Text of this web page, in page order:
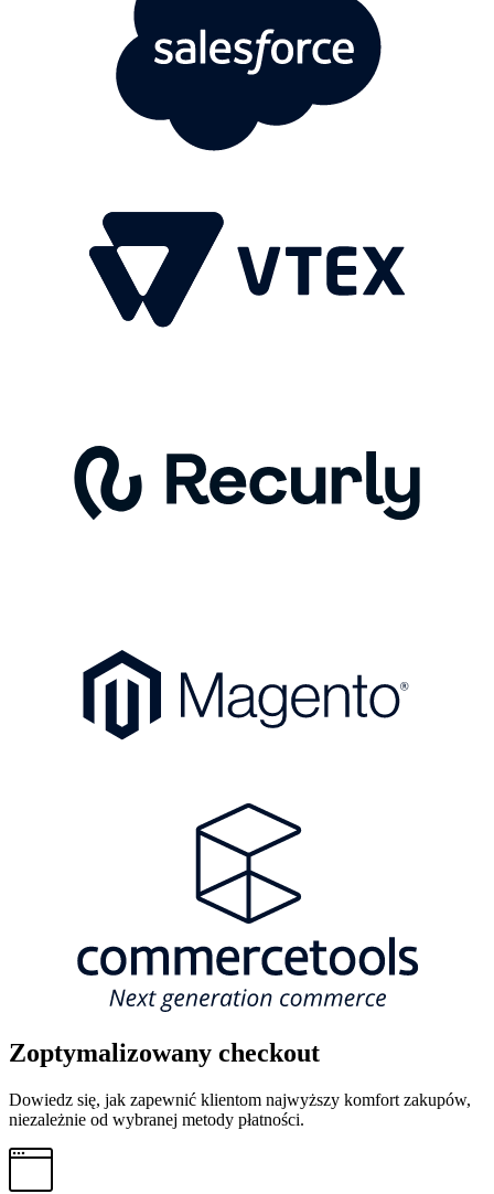
Zoptymalizowany checkout
Dowiedz się, jak zapewnić klientom najwyższy komfort zakupów,
niezależnie od wybranej metody płatności.